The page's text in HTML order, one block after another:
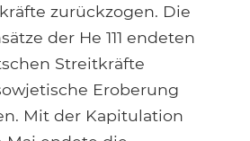
zurückzogen. Die
der He 111 endeten
Streitkräfte
Eroberung
Mit der Kapitulation